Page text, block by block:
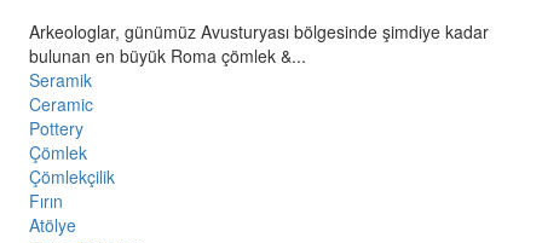
Arkeologlar, günümüz Avusturyası bölgesinde şimdiye kadar
bulunan en büyük Roma çömlek &...
Seramik
Ceramic
Pottery
Çömlek
Çömlekçilik
Fırın
Atölye